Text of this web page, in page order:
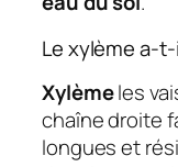
Le xylème a-
Xylèmeles
chaîne droite
longues et